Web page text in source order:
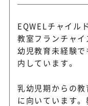
EQWELチャイル
教室フランチャイ
幼児教育未経験
内しています。
乳幼児期からの
に向いています。